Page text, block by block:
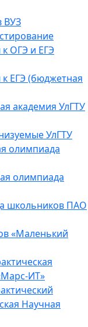
ВУЗ
ОГЭ и ЕГЭ
ЕГЭ (бюджетная
академия УлГТУ
УлГТУ
олимпиада
олимпиада
школьников ПАО
«Маленький
ИТ»
Научная